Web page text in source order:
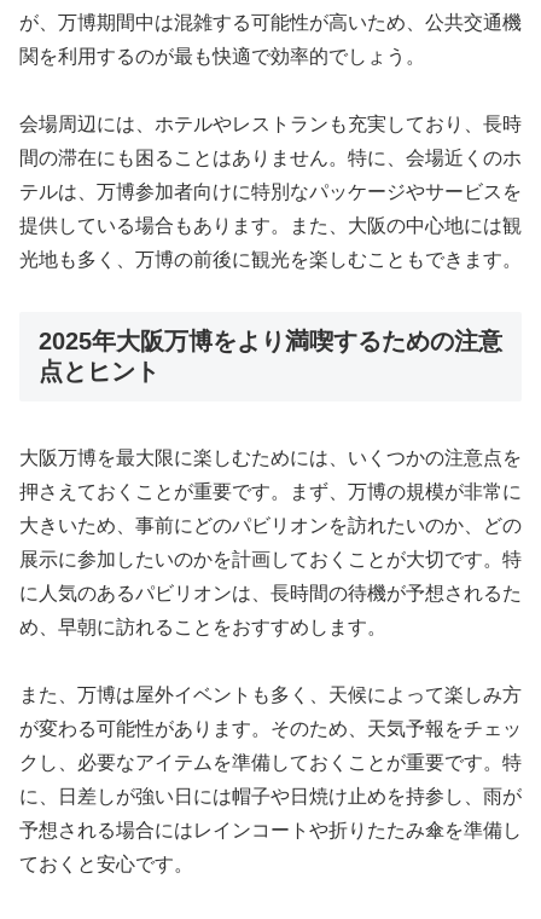
が、万博期間中は混雑する可能性が高いため、公共交通機
関を利用するのが最も快適で効率的でしょう。
会場周辺には、ホテルやレストランも充実しており、長時
間の滞在にも困ることはありません。特に、会場近くのホ
テルは、万博参加者向けに特別なパッケージやサービスを
提供している場合もあります。また、大阪の中心地には観
光地も多く、万博の前後に観光を楽しむこともできます。
2025年大阪万博をより満喫するための注意
点とヒント
大阪万博を最大限に楽しむためには、いくつかの注意点を
押さえておくことが重要です。まず、万博の規模が非常に
大きいため、事前にどのパビリオンを訪れたいのか、どの
展示に参加したいのかを計画しておくことが大切です。特
に人気のあるパビリオンは、長時間の待機が予想されるた
め、早朝に訪れることをおすすめします。
また、万博は屋外イベントも多く、天候によって楽しみ方
が変わる可能性があります。そのため、天気予報をチェッ
クし、必要なアイテムを準備しておくことが重要です。特
に、日差しが強い日には帽子や日焼け止めを持参し、雨が
予想される場合にはレインコートや折りたたみ傘を準備し
ておくと安心です。